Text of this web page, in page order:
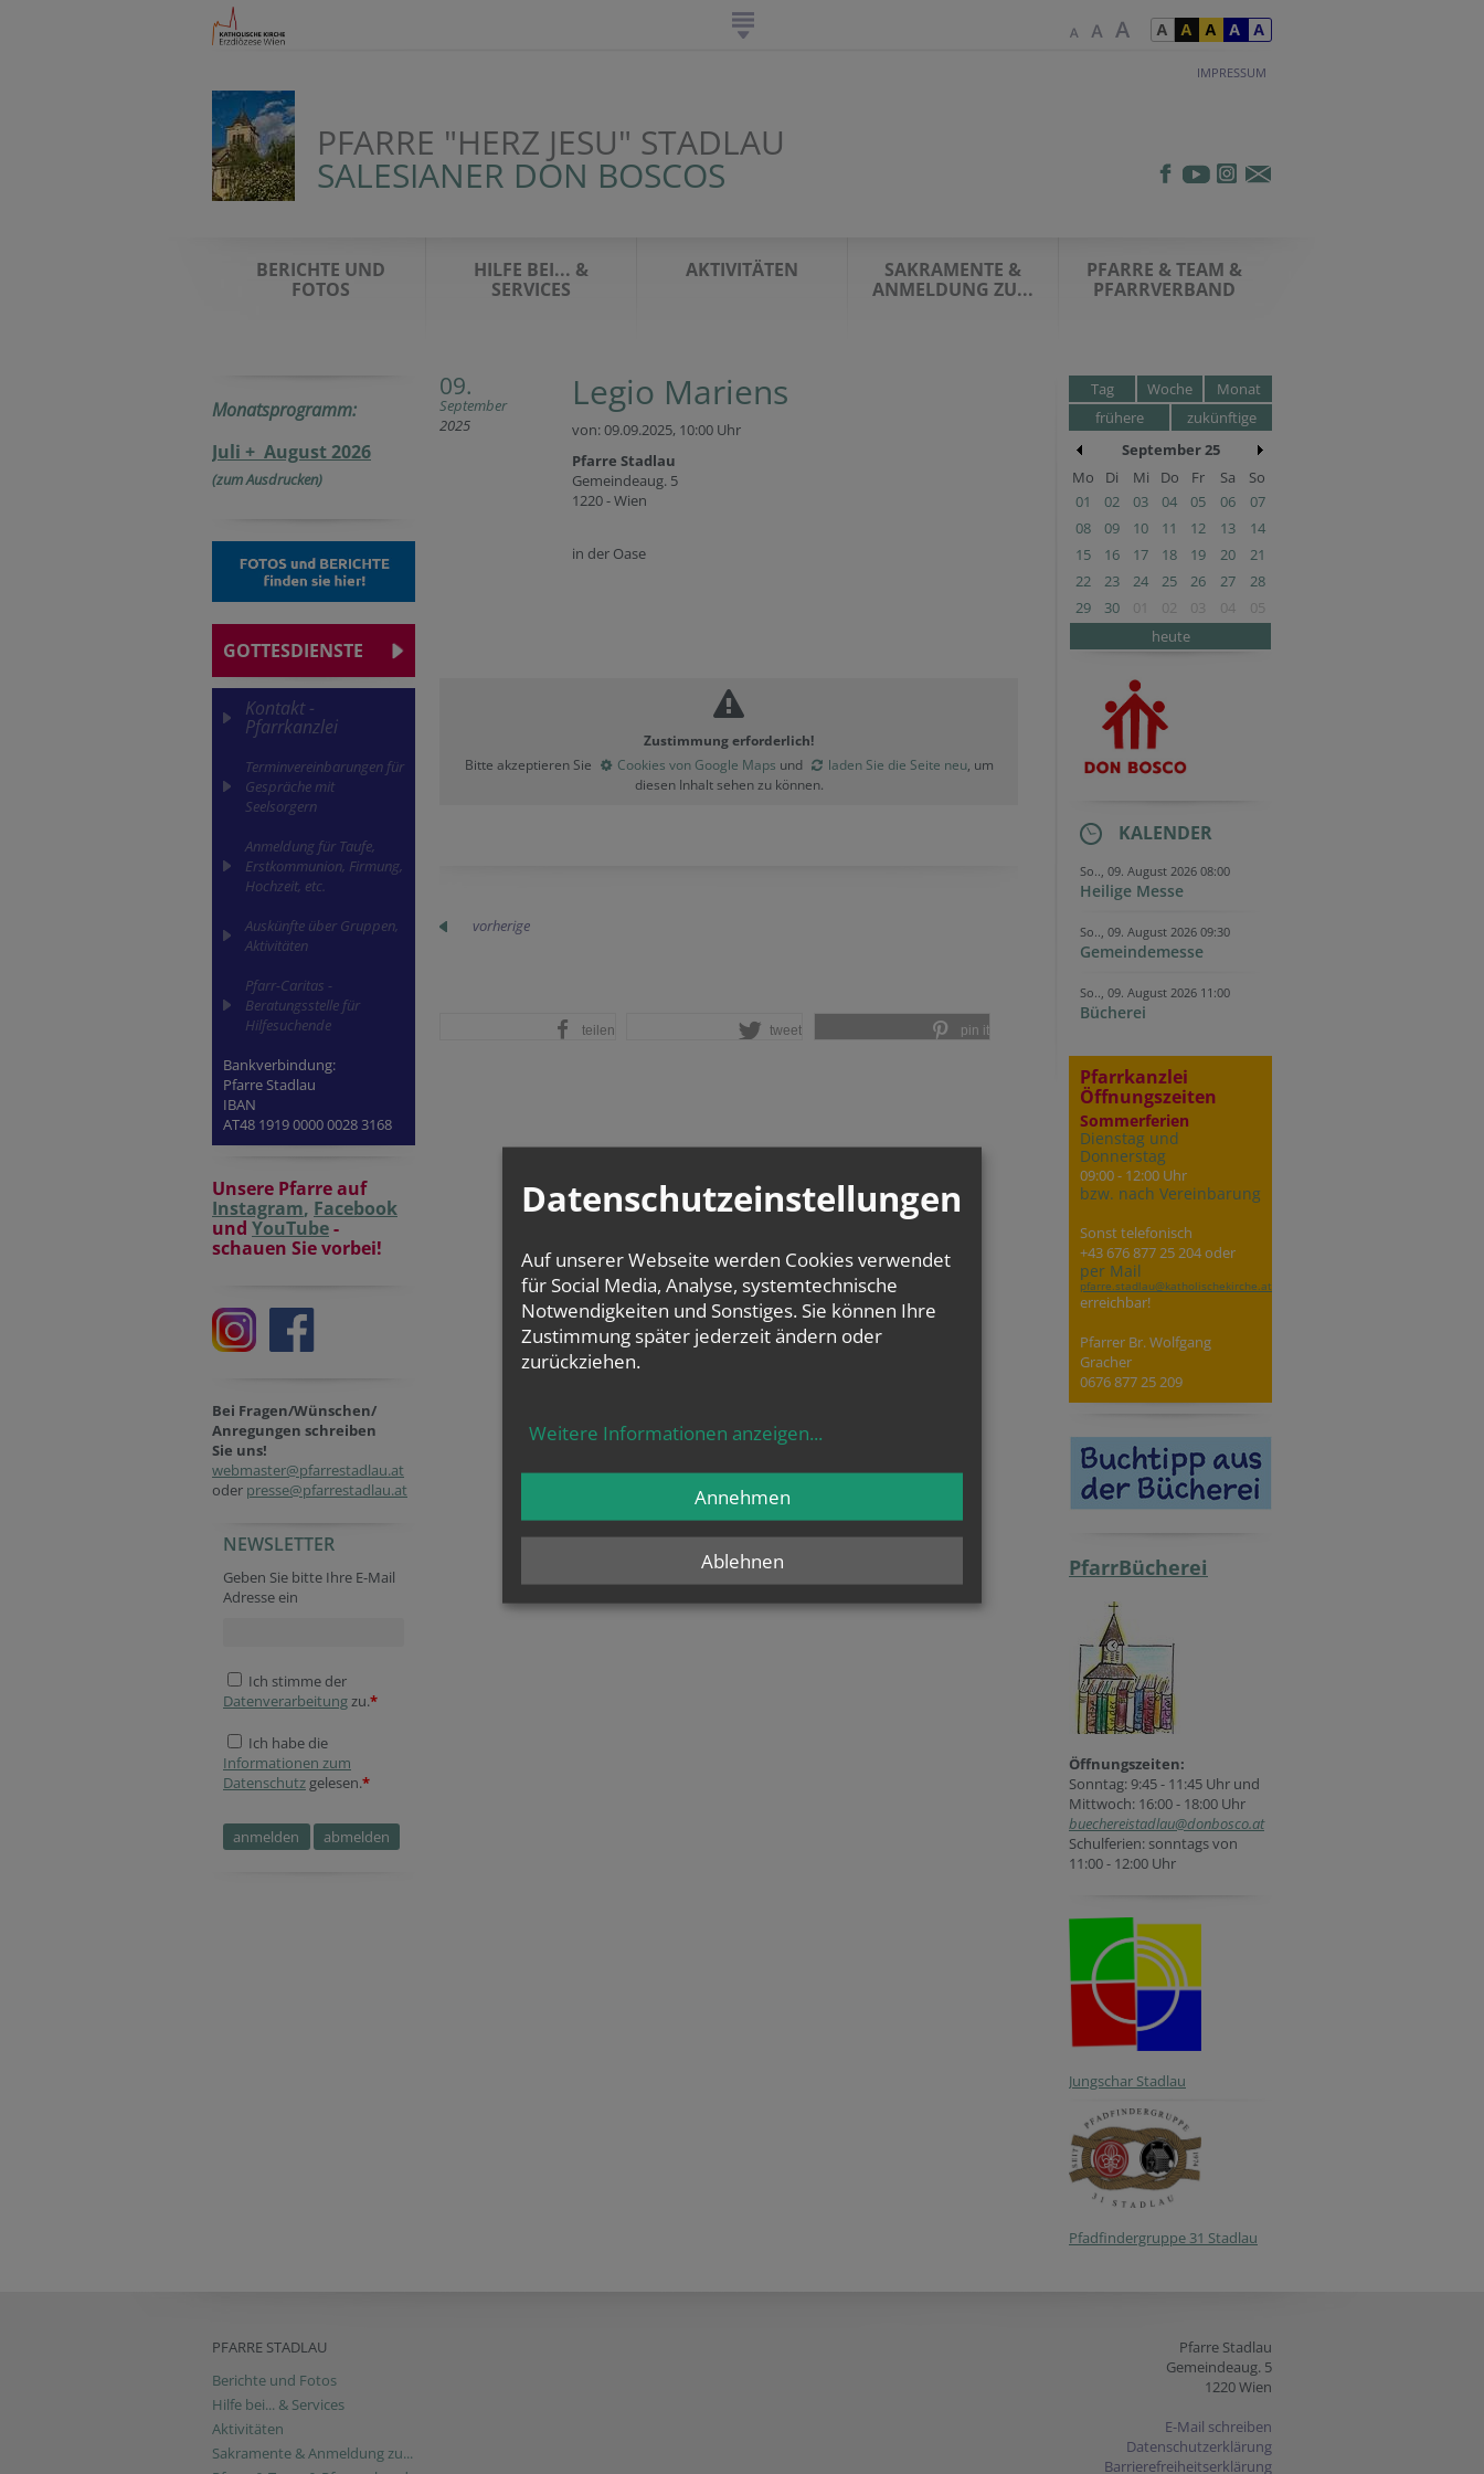
IMPRESSUM
PFARRE "HERZ JESU" STADLAU
SALESIANER DON BOSCOS
BERICHTE UND
FOTOS
HILFE BEI... &
SERVICES
AKTIVITÄTEN
SAKRAMENTE &
ANMELDUNG ZU...
PFARRE & TEAM &
PFARRVERBAND
Monatsprogramm:
Juli + August 2026
(zum Ausdrucken)
GOTTESDIENSTE
Kontakt -
Pfarrkanzlei
Terminvereinbarungen für
Gespräche mit
Seelsorgern
Anmeldung für Taufe,
Erstkommunion, Firmung,
Hochzeit, etc.
Auskünfte über Gruppen,
Aktivitäten
Pfarr-Caritas -
Beratungsstelle für
Hilfesuchende
Bankverbindung:
Pfarre Stadlau
IBAN
AT48 1919 0000 0028 3168
Unsere Pfarre auf
Instagram, Facebook
und YouTube-
schauen Sie vorbei!
Bei Fragen/Wünschen/
Anregungen schreiben
Sie uns!
webmaster@pfarrestadlau.at
oder presse@pfarrestadlau.at
NEWSLETTER
Geben Sie bitte Ihre E-Mail
Adresse ein
Ich stimme der
Datenverarbeitungzu.*
Ich habe die
Informationen zum
Datenschutz gelesen.*
09.
September
2025
Legio Mariens
von: 09.09.2025, 10:00 Uhr
Pfarre Stadlau
Gemeindeaug. 5
1220 - Wien
in der Oase
Zustimmung erforderlich!
Bitte akzeptieren Sie
Cookies von Google Maps und laden Sie die Seite neu, um
diesen Inhalt sehen zu können.
vorherige
teilen tweet pin it
Tag Woche
Monat
frühere
zukünftige
September 25
Mo
Di Mi Do Fr Sa
So
01
02 03 04 05 06
07
08
09 10 11 12 13
14
15
16 17 18 19 20
21
22
23 24 25 26 27
28
29
30 01 02 03 04
05
heute
KALENDER
So.., 09. August 2026 08:00
Heilige Messe
So.., 09. August 2026 09:30
Gemeindemesse
So.., 09. August 2026 11:00
Bücherei
Pfarrkanzlei
Öffnungszeiten
Sommerferien
Dienstag und
Donnerstag
09:00 - 12:00 Uhr
bzw. nach Vereinbarung
Sonst telefonisch
+43 676 877 25 204 oder
per Mail
pfarre.stadlau@katholischekirche.at
erreichbar!
Pfarrer Br. Wolfgang
Gracher
0676 877 25 209
PfarrBücherei
Öffnungszeiten:
Sonntag: 9:45 - 11:45 Uhr und
Mittwoch: 16:00 - 18:00 Uhr
buechereistadlau@donbosco.at
Schulferien: sonntags von
11:00 - 12:00 Uhr
Jungschar Stadlau
Pfadfindergruppe 31 Stadlau
PFARRE STADLAU
Berichte und Fotos
Hilfe bei... & Services
Aktivitäten
Sakramente & Anmeldung zu...
Pfarre Stadlau
Gemeindeaug. 5
1220 Wien
E-Mail schreiben
Datenschutzerklärung
Barrierefreiheitserklärung
Datenschutzeinstellungen
Auf unserer Webseite werden Cookies verwendet
für Social Media, Analyse, systemtechnische
Notwendigkeiten und Sonstiges. Sie können Ihre
Zustimmung später jederzeit ändern oder
zurückziehen.
Weitere Informationen anzeigen...
Ablehnen
Annehmen